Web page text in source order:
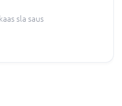
sla saus